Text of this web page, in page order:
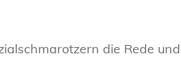
die Rede